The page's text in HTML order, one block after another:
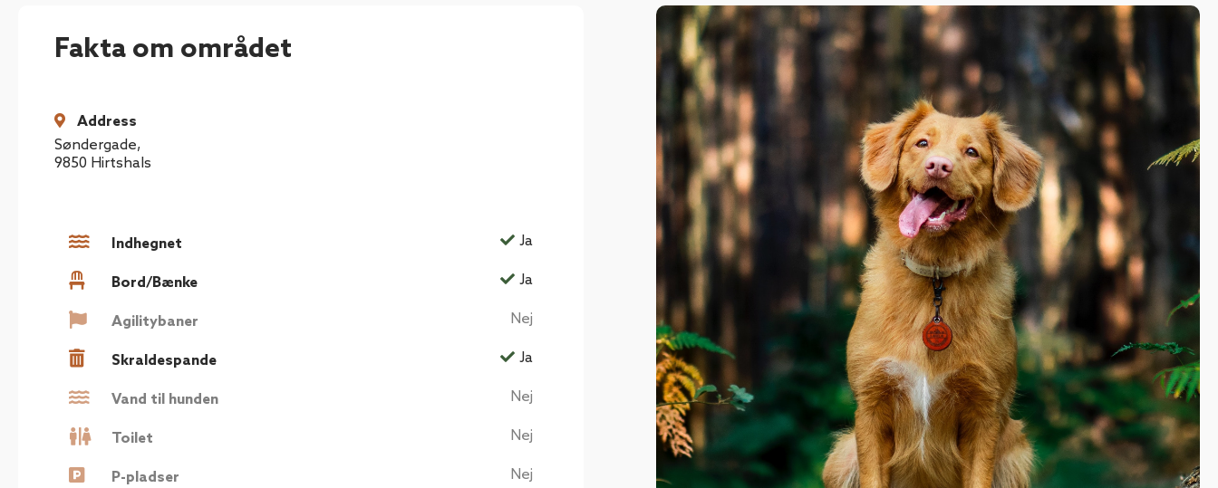
Fakta om området
Address
Søndergade,
9850 Hirtshals
Indhegnet Ja
Bord/Bænke Ja
Agilitybaner Nej
Skraldespande Ja
Vand til hunden Nej
Toilet Nej
P-pladser Nej